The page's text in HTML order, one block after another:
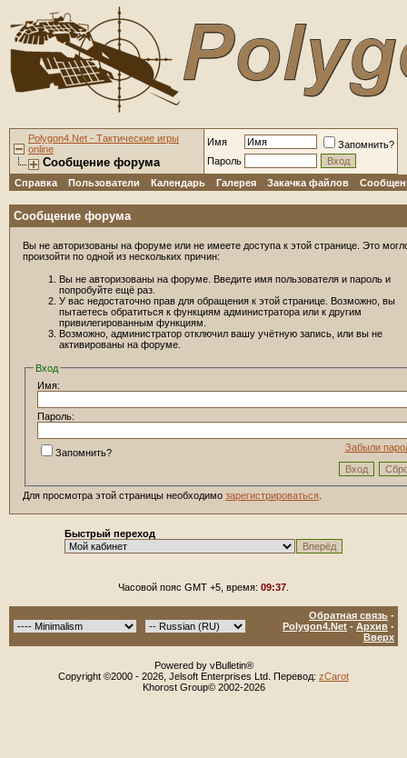
Polygon4.Net - Тактические игры
online
Сообщение форума
Имя
Запомнить?
Пароль
Справка
Пользователи Календарь Галерея Закачка файлов
Сообщение форума
Вы не авторизованы на форуме или не имеете доступа к этой странице. Это
произойти по одной из нескольких причин:
Вы не авторизованы на форуме. Введите имя пользователя и пароль и
попробуйте ещё раз.
У вас недостаточно прав для обращения к этой странице. Возможно, вы
пытаетесь обратиться к функциям администратора или к другим
привилегированным функциям.
Возможно, администратор отключил вашу учётную запись, или вы не
активированы на форуме.
Вход
Имя:
Пароль:
Забыли
Запомнить?
Для просмотра этой страницы необходимо зарегистрироваться
Быстрый переход
Часовой пояс GMT +5, время: 09:37
Обратная связь -
Polygon4.Net - Архив -
Вверх
Powered by vBulletin®
Copyright ©2000 - 2026, Jelsoft Enterprises Ltd. Перевод: zCarot
Khorost Group© 2002-2026